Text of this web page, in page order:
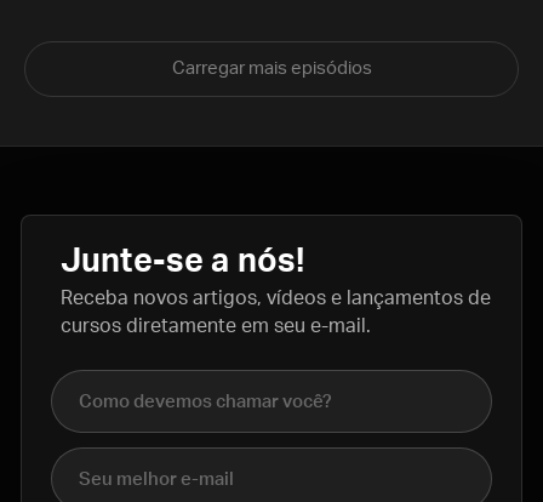
Carregar mais episódios
Junte-se a nós!
Receba novos artigos, vídeos e lançamentos de
cursos diretamente em seu e-mail.
Nome completo
E-mail